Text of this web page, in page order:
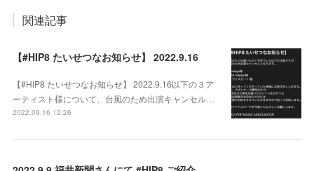
関連記事
【#HIP8 たいせつなお知らせ】 2022.9.16
【#HIP8 たいせつなお知らせ】 2022.9.16以下の３ア
ーティスト様について、台風のため出演キャンセル…
2022.09.16 12:26